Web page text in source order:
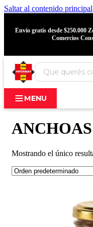
Saltar al contenido principal
Envío gratis desde $250.000
Comercios
MENU
ANCHOAS
Mostrando el único